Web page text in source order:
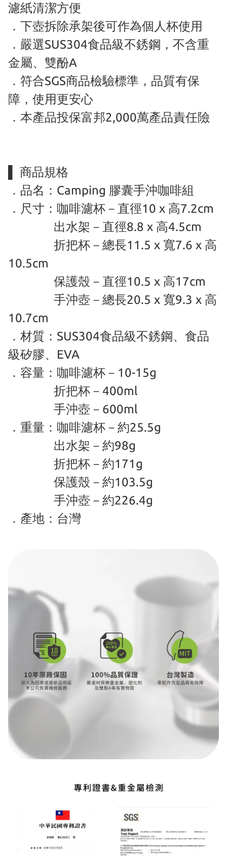
濾紙清潔方便
．下壺拆除承架後可作為個人杯使用
．嚴選SUS304食品級不銹鋼，不含重
金屬、雙酚A
．符合SGS商品檢驗標準，品質有保
障，使用更安心
．本產品投保富邦2,000萬產品責任險
▌ 商品規格
．品名：Camping 膠囊手沖咖啡組
．尺寸：咖啡濾杯－直徑10 x 高7.2cm
出水架－直徑8.8 x 高4.5cm
折把杯－總長11.5 x 寬7.6 x 高
10.5cm
保護殼－直徑10.5 x 高17cm
手沖壺－總長20.5 x 寬9.3 x 高
10.7cm
．材質：SUS304食品級不銹鋼、食品
級矽膠、EVA
．容量：咖啡濾杯－10-15g
折把杯－400ml
手沖壺－600ml
．重量：咖啡濾杯－約25.5g
出水架－約98g
折把杯－約171g
保護殼－約103.5g
手沖壺－約226.4g
．產地：台灣